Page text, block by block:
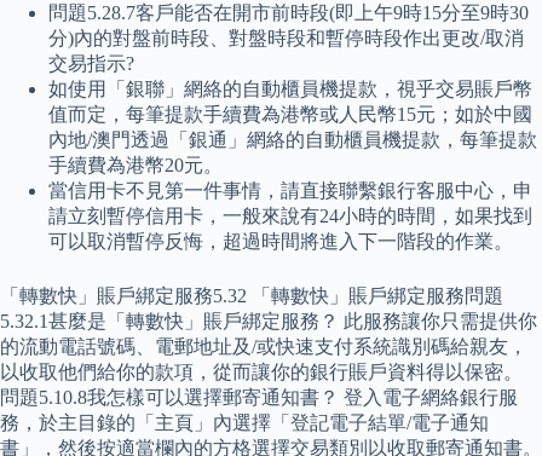
問題5.28.7客戶能否在開市前時段(即上午9時15分至9時30
分)內的對盤前時段、對盤時段和暫停時段作出更改/取消
交易指示?
如使用「銀聯」網絡的自動櫃員機提款，視乎交易賬戶幣
值而定，每筆提款手續費為港幣或人民幣15元；如於中國
內地/澳門透過「銀通」網絡的自動櫃員機提款，每筆提款
手續費為港幣20元。
當信用卡不見第一件事情，請直接聯繫銀行客服中心，申
請立刻暫停信用卡，一般來說有24小時的時間，如果找到
可以取消暫停反悔，超過時間將進入下一階段的作業。
「轉數快」賬戶綁定服務5.32 「轉數快」賬戶綁定服務問題
5.32.1甚麼是「轉數快」賬戶綁定服務？ 此服務讓你只需提供你
的流動電話號碼、電郵地址及/或快速支付系統識別碼給親友，
以收取他們給你的款項，從而讓你的銀行賬戶資料得以保密。
問題5.10.8我怎樣可以選擇郵寄通知書？ 登入電子網絡銀行服
務，於主目錄的「主頁」內選擇「登記電子結單/電子通知
書」，然後按適當欄內的方格選擇交易類別以收取郵寄通知書。